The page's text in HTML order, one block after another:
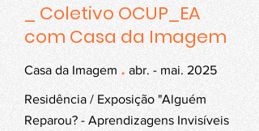
_ Coletivo OCUP_EA
com Casa da Imagem
Casa da Imagem . abr. - mai. 2025
Residência / Exposição "Alguém
Reparou? - Aprendizagens Invisíveis